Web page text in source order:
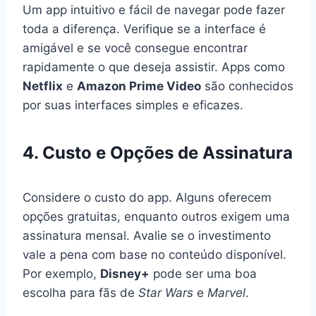
Um app intuitivo e fácil de navegar pode fazer
toda a diferença. Verifique se a interface é
amigável e se você consegue encontrar
rapidamente o que deseja assistir. Apps como
Netflix e Amazon Prime Video são conhecidos
por suas interfaces simples e eficazes.
4. Custo e Opções de Assinatura
Considere o custo do app. Alguns oferecem
opções gratuitas, enquanto outros exigem uma
assinatura mensal. Avalie se o investimento
vale a pena com base no conteúdo disponível.
Por exemplo, Disney+ pode ser uma boa
escolha para fãs de Star Wars e Marvel.